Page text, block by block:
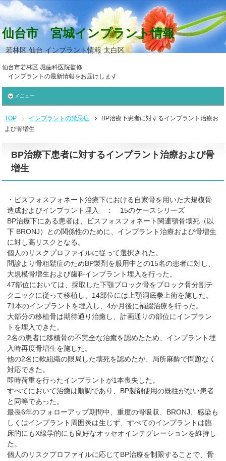
仙台市 宮城インプラント情報
若林区 仙台 インプラント情報 太白区
仙台市若林区 堀歯科医院監修
インプラントの最新情報をお届けします
メニュー
TOP インプラントの禁忌症
BP治療下患者に対するインプラント治療お
よび骨増生
BP治療下患者に対するインプラント治療および骨
増生
・ビスフォスフォネート治療下における自家骨を用いた大規模骨
造成およびインプラント埋入 ： 15のケースシリーズ
BP治療下にある患者は、ビスフォスフォネート関連顎骨壊死（以
下 BRONJ）との関係性のために、インプラント治療および骨増生
に対し高リスクとなる。
個人のリスクプロファイルに従って選択された。
問診より骨粗鬆症のためBP製剤を服用中との15名の患者に対し、
大規模骨増生および歯科インプラント埋入を行った。
47部位においては、採取した下顎ブロック骨をブロック骨分割テ
クニックに従って移植し、14部位には上顎洞底拳上術を施した。
71本のインプラントを埋入し、4か月後に補綴治療を行った。
大部分の移植骨は期待通り治癒し、計画通りの部位にインプラン
トを埋入できた。
2名の患者に移植骨の不完全な治癒を認めたため、インプラント埋
入時再度骨増生を施した。
他の2名に軟組織の限局した壊死を認めたが、局所麻酔で問題なく
対応できた。
即時荷重を行ったインプラントが1本喪失した。
すべてにおいて治癒は順調であり、BP製剤使用の既往がない患者
と同等であった。
最長6年のフォローアップ期間中、重度の骨吸収、BRONJ、感染も
しくはインプラント周囲炎は生じず、すべてのインプラントは臨
床的にもX線学的にも良好なオッセオインテグレーションを維持し
た。
個人のリスクプロファイルに応じてBP治療を制限することで、骨